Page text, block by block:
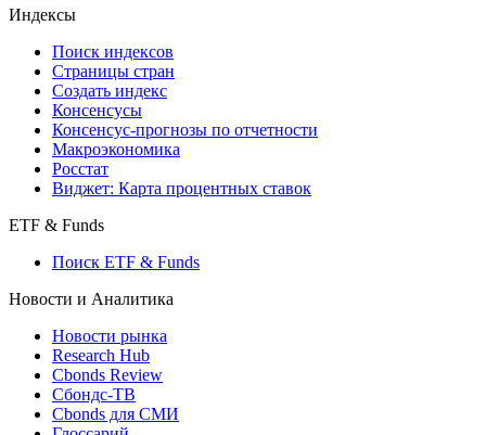
Индексы
Поиск индексов
Страницы стран
Создать индекс
Консенсусы
Консенсус-прогнозы по отчетности
Макроэкономика
Росстат
Виджет: Карта процентных ставок
ETF & Funds
Поиск ETF & Funds
Новости и Аналитика
Новости рынка
Research Hub
Cbonds Review
Сбондс-ТВ
Cbonds для СМИ